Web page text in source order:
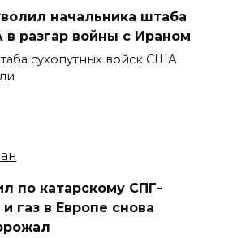
начальника штаба
разгар войны с Ираном
сухопутных войск США
по катарскому СПГ-
газ в Европе снова